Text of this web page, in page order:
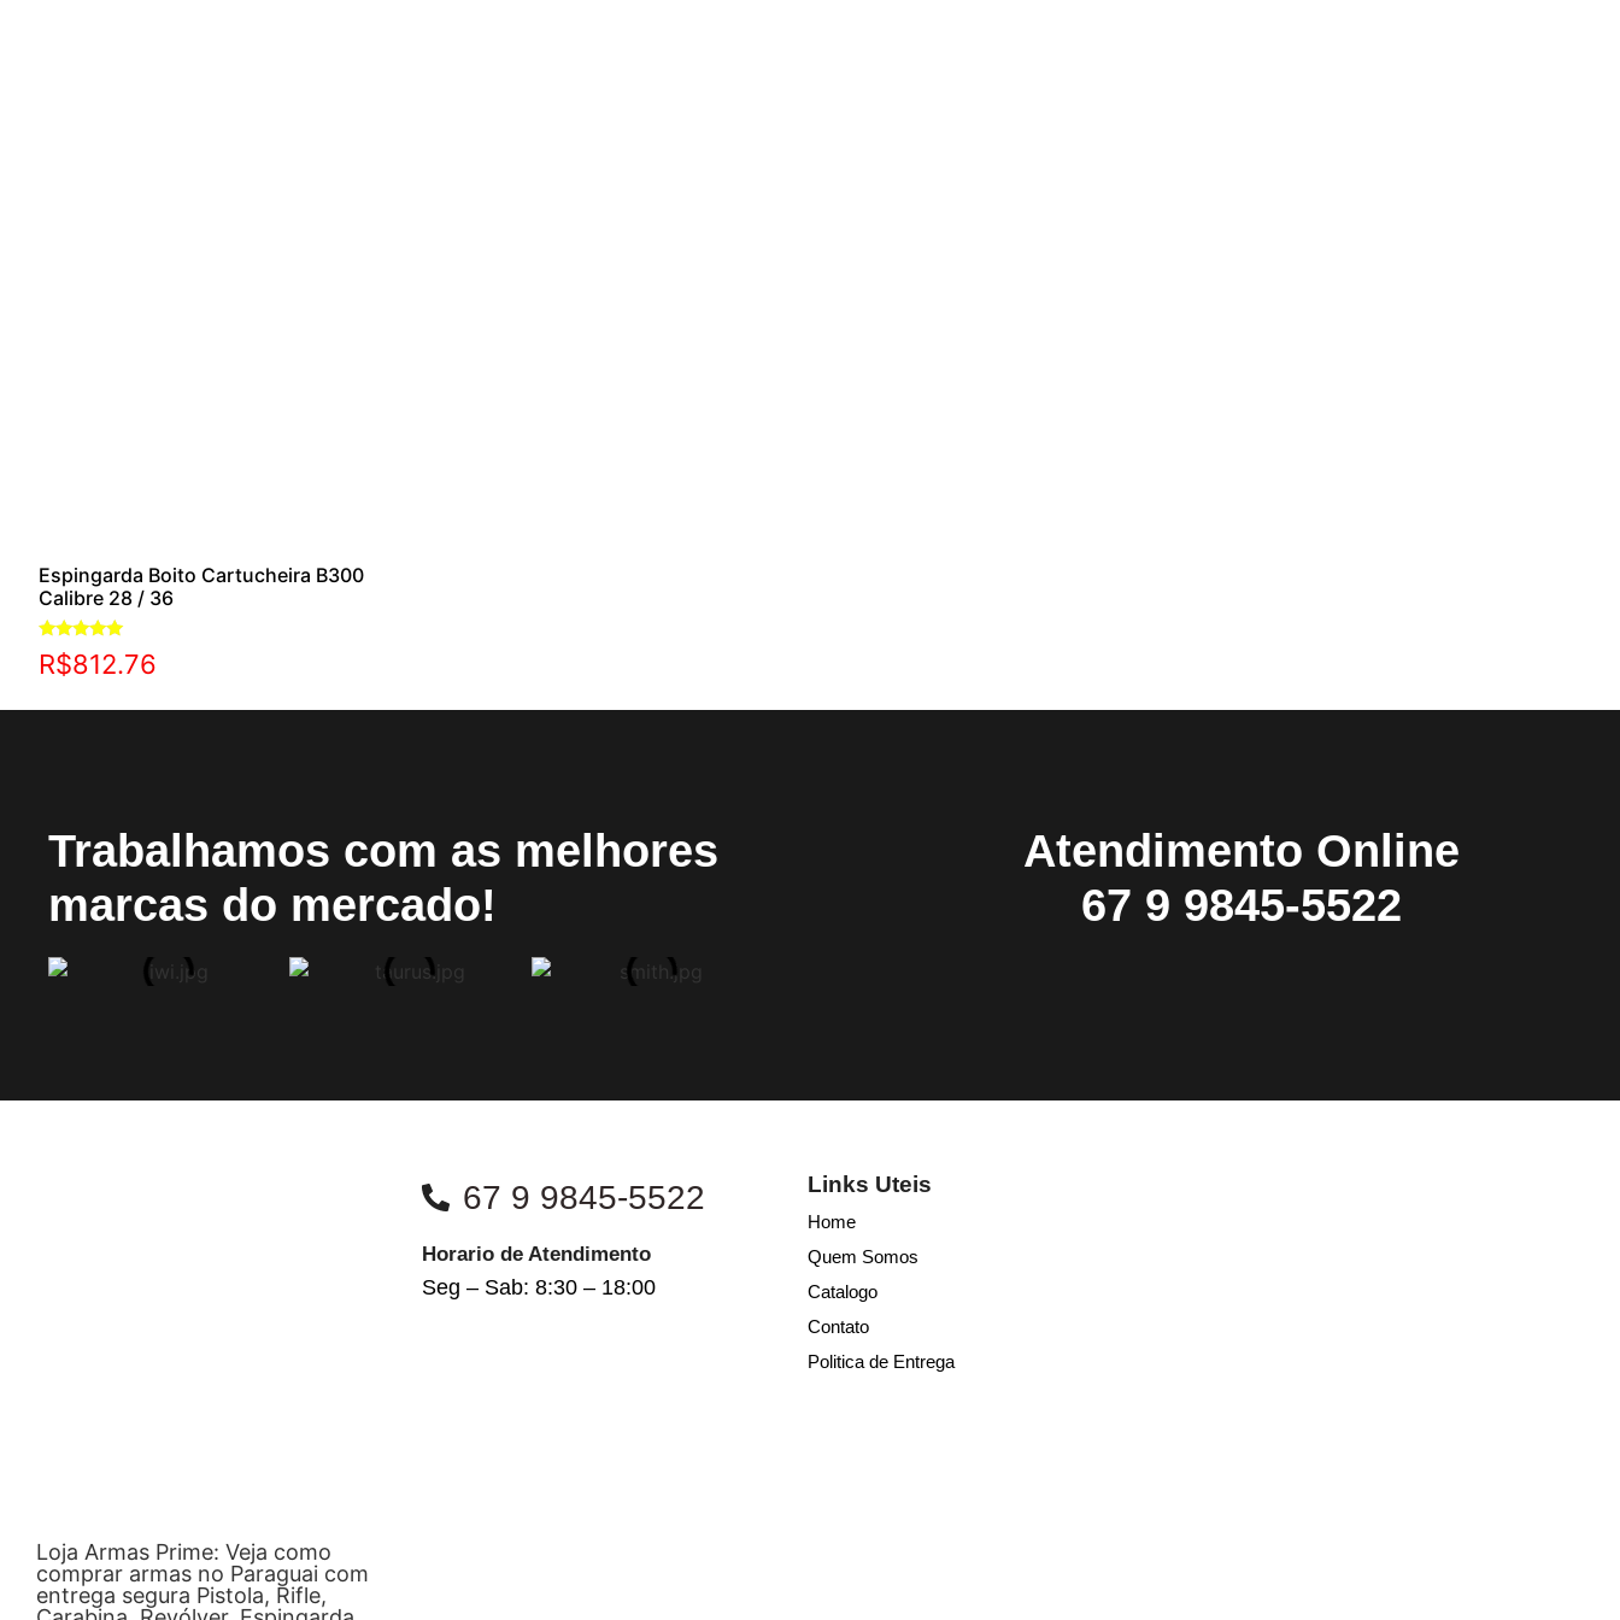
Espingarda Boito Cartucheira B300
Calibre 28 / 36
Avaliação
5.00
R$812.76
Trabalhamos com as melhores
marcas do mercado!
Atendimento Online
67 9 9845-5522
Loja Armas Prime: Veja como
comprar armas no Paraguai com
entrega segura Pistola, Rifle,
67 9 9845-5522
Horario de Atendimento
Seg – Sab: 8:30 – 18:00
Links Uteis
Home
Quem Somos
Catalogo
Contato
Politica de Entrega